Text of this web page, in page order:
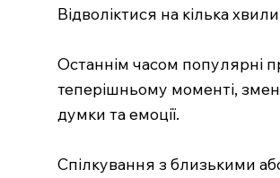
Відволіктися на кілька
Останнім часом популярні
теперішньому моменті,
думки та емоції.
Спілкування з близькими